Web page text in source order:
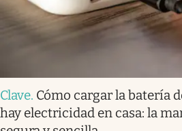
Clave. Cómo cargar la batería
hay electricidad en casa: la